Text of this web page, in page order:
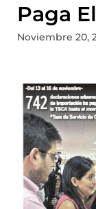
Paga
Noviembre 20,